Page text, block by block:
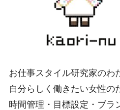
お仕事スタイル研究家のわ
自分らしく働きたい女性の
時間管理・目標設定・ブラ